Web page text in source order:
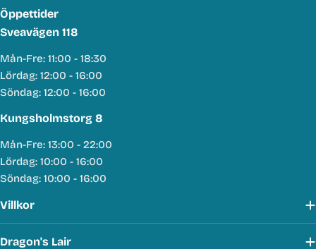
Öppettider
Sveavägen 118
Mån-Fre: 11:00 - 18:30
Lördag: 12:00 - 16:00
Söndag: 12:00 - 16:00
Kungsholmstorg 8
Mån-Fre: 13:00 - 22:00
Lördag: 10:00 - 16:00
Söndag: 10:00 - 16:00
Villkor
Dragon's Lair